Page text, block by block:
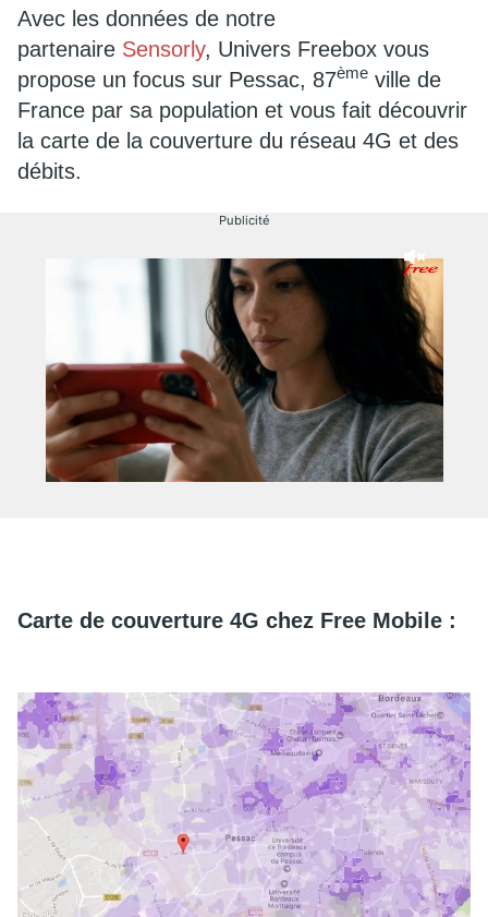
Avec les données de notre
partenaire Sensorly, Univers Freebox vous
propose un focus sur Pessac, 87ème ville de
France par sa population et vous fait découvrir
la carte de la couverture du réseau 4G et des
débits.
Publicité
Carte de couverture 4G chez Free Mobile :